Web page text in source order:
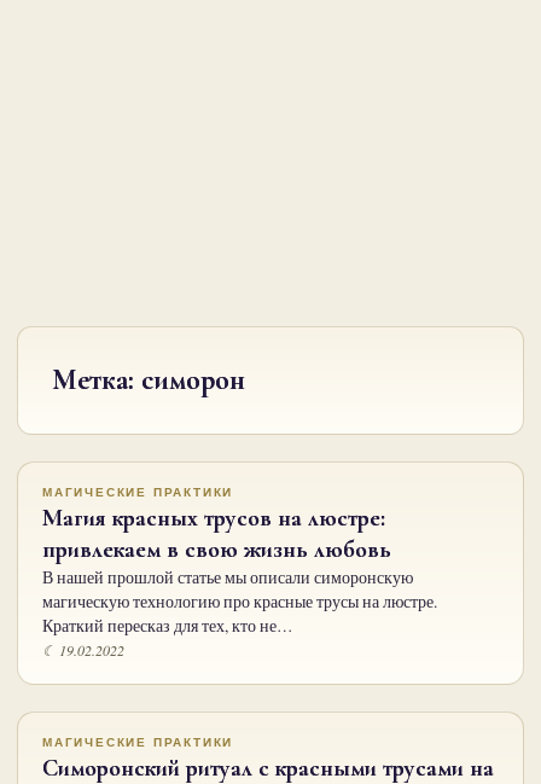
Метка: симорон
МАГИЧЕСКИЕ ПРАКТИКИ
Магия красных трусов на люстре:
привлекаем в свою жизнь любовь
В нашей прошлой статье мы описали симоронскую
магическую технологию про красные трусы на люстре.
Краткий пересказ для тех, кто не…
☾ 19.02.2022
МАГИЧЕСКИЕ ПРАКТИКИ
Cиморонский ритуал с красными трусами на